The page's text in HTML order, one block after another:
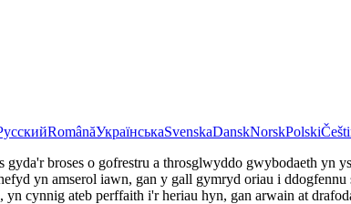
RomânăУкраїнськаSvenskaDanskNorskPolski
broses o gofrestru a throsglwyddo gwybodaeth yn
yn amserol iawn, gan y gall gymryd oriau i
cynnig ateb perffaith i'r heriau hyn, gan arwain at